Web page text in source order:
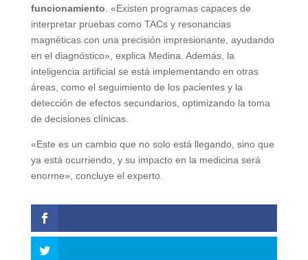
funcionamiento . «Existen programas capaces de
interpretar pruebas como TACs y resonancias
magnéticas con una precisión impresionante, ayudando
en el diagnóstico», explica Medina. Además, la
inteligencia artificial se está implementando en otras
áreas, como el seguimiento de los pacientes y la
detección de efectos secundarios, optimizando la toma
de decisiones clínicas.
«Este es un cambio que no solo está llegando, sino que
ya está ocurriendo, y su impacto en la medicina será
enorme», concluye el experto.